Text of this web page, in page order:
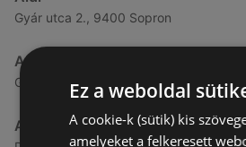
Gyár utca 2., 9400 Sopron
Aldi
Győri út 45., 9400 Sopron
Aldi
Ez a weboldal
A cookie-k (sütik) kis
amelyeket a felkeresett